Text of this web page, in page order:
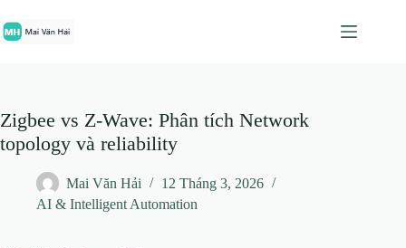
đến
phần
Zigbee vs Z-Wave: Phân tích Network
topology và reliability
Mai Văn Hải
12 Tháng 3, 2026
AI & Intelligent Automation